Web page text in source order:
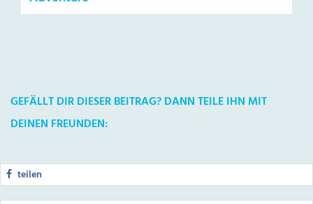
GEFÄLLT DIR DIESER BEITRAG? DANN TEILE IHN MIT
DEINEN FREUNDEN:
teilen